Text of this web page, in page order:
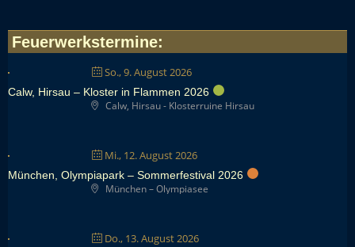
Feuerwerkstermine:
So., 9. August 2026
Calw, Hirsau – Kloster in Flammen 2026
Calw, Hirsau - Klosterruine Hirsau
Mi., 12. August 2026
München, Olympiapark – Sommerfestival 2026
München – Olympiasee
Do., 13. August 2026